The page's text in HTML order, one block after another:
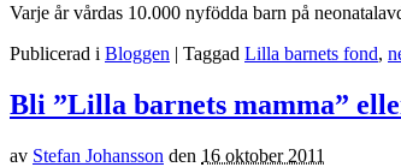
Varje år vårdas 10.000 nyfödda barn på
Publicerad i Bloggen | Taggad Lilla barnets fond,
Bli ”Lilla barnets mamma”
av Stefan Johansson den 16 oktober 2011